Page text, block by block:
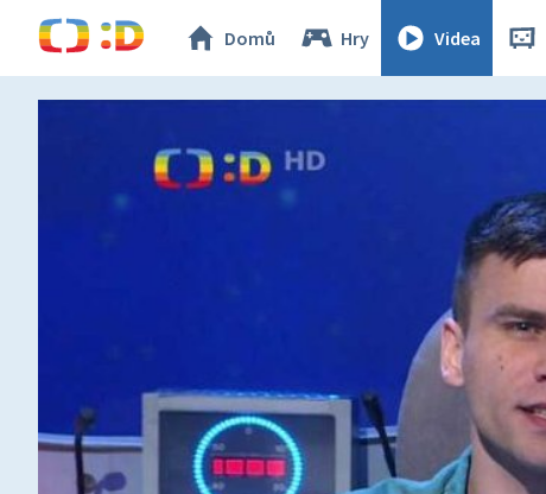
Domů Hry Videa